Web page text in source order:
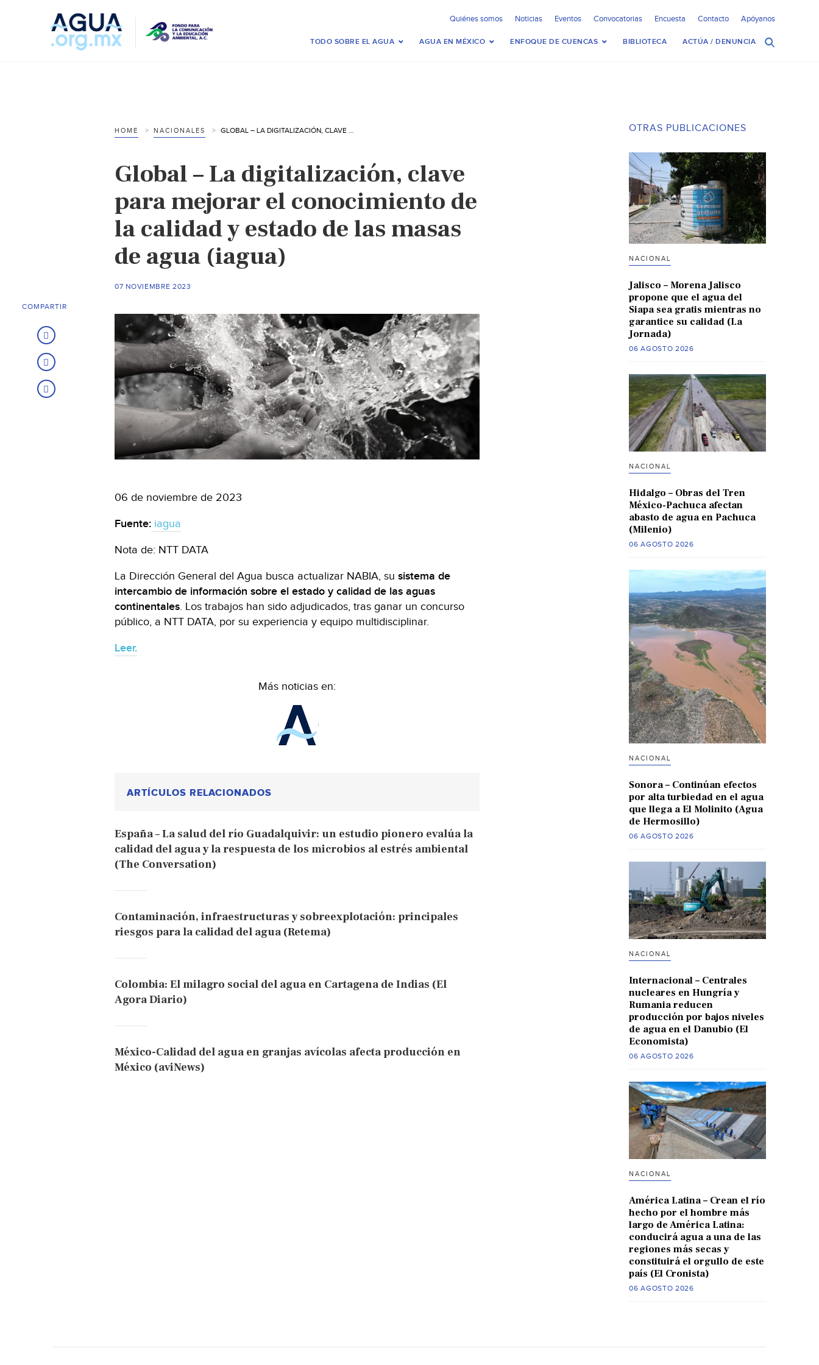
Quiénes somos Noticias Eventos Convocatorias Encuesta Contacto Apóyanos
TODO SOBRE EL AGUA AGUA EN MÉXICO ENFOQUE DE CUENCAS BIBLIOTECA ACTÚA / DENUNCIA
HOME NACIONALES GLOBAL – LA DIGITALIZACIÓN, CLAVE PARA MEJORAR EL CONOCIMIENTO DE LA CALIDAD Y ESTADO DE LAS MASAS DE AGUA (IAGUA)
Global – La digitalización, clave
para mejorar el conocimiento de
la calidad y estado de las masas
de agua (iagua)
07 NOVIEMBRE 2023
06 de noviembre de 2023
Fuente: iagua
Nota de: NTT DATA
La Dirección General del Agua busca actualizar NABIA, su sistema de
intercambio de información sobre el estado y calidad de las aguas
continentales. Los trabajos han sido adjudicados, tras ganar un concurso
público, a NTT DATA, por su experiencia y equipo multidisciplinar.
Leer.
Más noticias en:
ARTÍCULOS RELACIONADOS
España – La salud del río Guadalquivir: un estudio pionero evalúa la
calidad del agua y la respuesta de los microbios al estrés ambiental
(The Conversation)
Contaminación, infraestructuras y sobreexplotación: principales
riesgos para la calidad del agua (Retema)
Colombia: El milagro social del agua en Cartagena de Indias (El
Agora Diario)
México-Calidad del agua en granjas avícolas afecta producción en
México (aviNews)
COMPARTIR
OTRAS PUBLICACIONES
NACIONAL
Jalisco – Morena Jalisco
propone que el agua del
Siapa sea gratis mientras no
garantice su calidad (La
Jornada)
06 AGOSTO 2026
NACIONAL
Hidalgo – Obras del Tren
México-Pachuca afectan
abasto de agua en Pachuca
(Milenio)
06 AGOSTO 2026
NACIONAL
Sonora – Continúan efectos
por alta turbiedad en el agua
que llega a El Molinito (Agua
de Hermosillo)
06 AGOSTO 2026
NACIONAL
Internacional – Centrales
nucleares en Hungría y
Rumania reducen
producción por bajos niveles
de agua en el Danubio (El
Economista)
06 AGOSTO 2026
NACIONAL
América Latina – Crean el río
hecho por el hombre más
largo de América Latina:
conducirá agua a una de las
regiones más secas y
constituirá el orgullo de este
país (El Cronista)
06 AGOSTO 2026